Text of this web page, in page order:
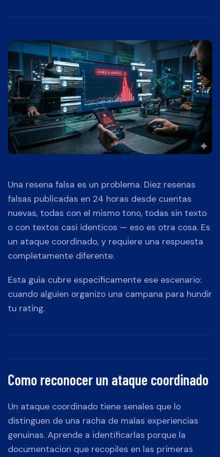
Una resena falsa es un problema. Diez resenas
falsas publicadas en 24 horas desde cuentas
nuevas, todas con el mismo tono, todas sin texto
o con textos casi identicos — eso es otra cosa. Es
un ataque coordinado, y requiere una respuesta
completamente diferente.
Esta guia cubre especificamente ese escenario:
cuando alguien organizo una campana para hundir
tu rating.
Como reconocer un ataque coordinado
Un ataque coordinado tiene senales que lo
distinguen de una racha de malas experiencias
genuinas. Aprende a identificarlas porque la
documentacion que recopiles en las primeras